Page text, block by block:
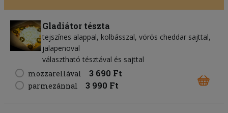
Gladiátor tészta
tejszínes alappal, kolbásszal, vörös cheddar sajttal,
jalapenoval
választható tésztával és sajttal
mozzarellával
3 690 Ft
parmezánnal 3 990 Ft